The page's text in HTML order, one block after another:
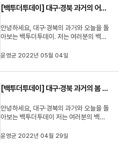
죠! [1983년] ’문이 열...
[백투더투데이] 대구·경북 과거의 어린이날
안녕하세요, 대구·경북의 과거와 오늘을 돌
아보는 백투더투데이. 저는 여러분의 백투
들 세상~ 5월 하면 가장 먼저 생각나는 ‘어
‘어린이날’ 풍경 속으로 함께 가보겠습니다.
~ [1981년]1981년 5월 ...
윤영균 2022년 05월 04일
[백투더투데이] 대구·경북 과거의 봄 축제
안녕하세요, 대구·경북의 과거와 오늘을 돌
아보는 백투더투데이 저는 여러분의 백투
가 전면 해제된 가운데, 경상북도에서도 그
윤영균 2022년 04월 29일